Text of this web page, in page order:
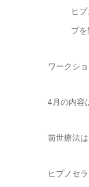
ヒ
プを
ワークシ
4月の内容
前世療法
ヒプノセ